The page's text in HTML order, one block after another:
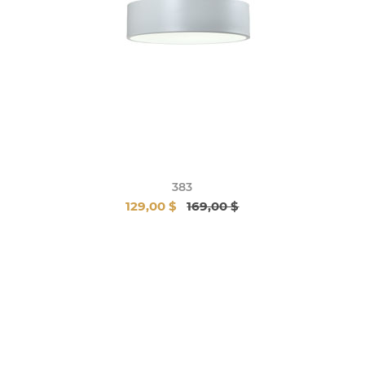
383
129,00 $ 169,00 $